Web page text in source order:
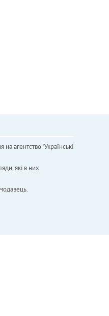
агентство "Українськi
які в них